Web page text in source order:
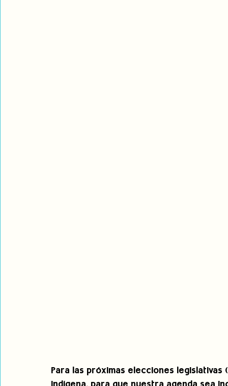
Para las próximas elecciones